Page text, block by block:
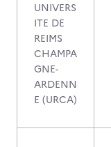
UNIVERS
ITE DE
REIMS
CHAMPA
GNE-
ARDENN
E (URCA)